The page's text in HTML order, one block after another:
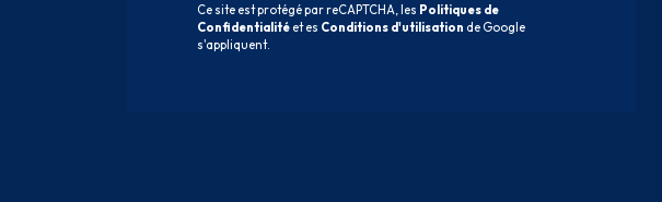
Ce site est protégé par reCAPTCHA, les Politiques de
Confidentialitéet es Conditions d'utilisation de Google
s'appliquent.